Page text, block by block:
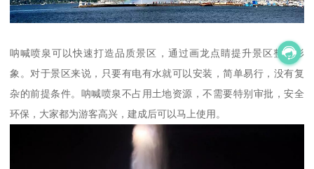
呐喊喷泉可以快速打造品质景区，通过画龙点睛提升景区整体形
象。对于景区来说，只要有电有水就可以安装，简单易行，没有复
杂的前提条件。呐喊喷泉不占用土地资源，不需要特别审批，安全
环保，大家都为游客高兴，建成后可以马上使用。